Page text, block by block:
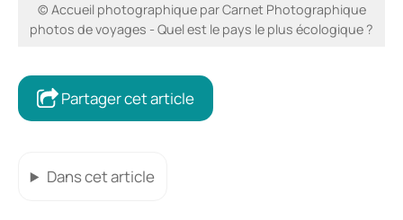
© Accueil photographique par Carnet Photographique
photos de voyages - Quel est le pays le plus écologique ?
Partager cet article
Dans cet article